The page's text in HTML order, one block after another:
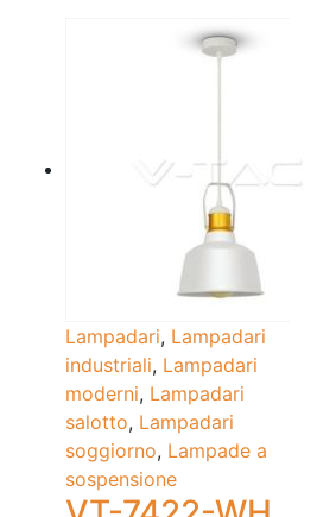
Lampadari, Lampadari
industriali, Lampadari
moderni, Lampadari
salotto, Lampadari
soggiorno, Lampade a
sospensione